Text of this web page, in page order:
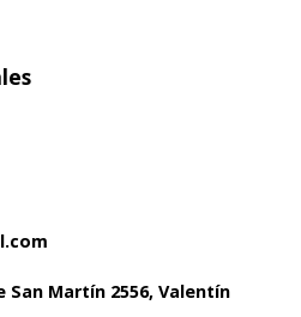
San Martín 2556, Valentín